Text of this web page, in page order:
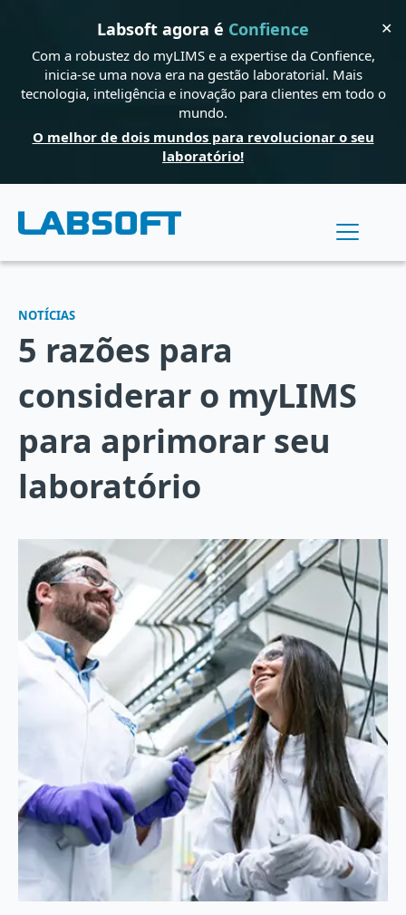
Labsoft agora é Confience
Com a robustez do myLIMS e a expertise da Confience,
inicia-se uma nova era na gestão laboratorial. Mais
tecnologia, inteligência e inovação para clientes em todo o
mundo.
O melhor de dois mundos para revolucionar o seu
laboratório!
✕
NOTÍCIAS
5 razões para
considerar o myLIMS
para aprimorar seu
laboratório